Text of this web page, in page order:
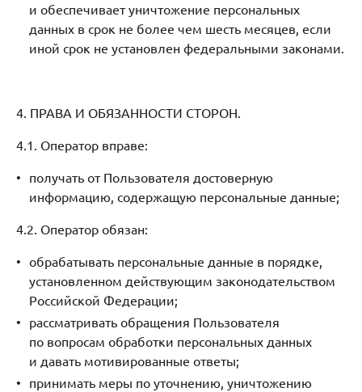
и обеспечивает уничтожение персональных
данных в срок не более чем шесть месяцев, если
иной срок не установлен федеральными законами.
4. ПРАВА И ОБЯЗАННОСТИ СТОРОН.
4.1. Оператор вправе:
получать от Пользователя достоверную
информацию, содержащую персональные данные;
4.2. Оператор обязан:
обрабатывать персональные данные в порядке,
установленном действующим законодательством
Российской Федерации;
рассматривать обращения Пользователя
по вопросам обработки персональных данных
и давать мотивированные ответы;
принимать меры по уточнению, уничтожению